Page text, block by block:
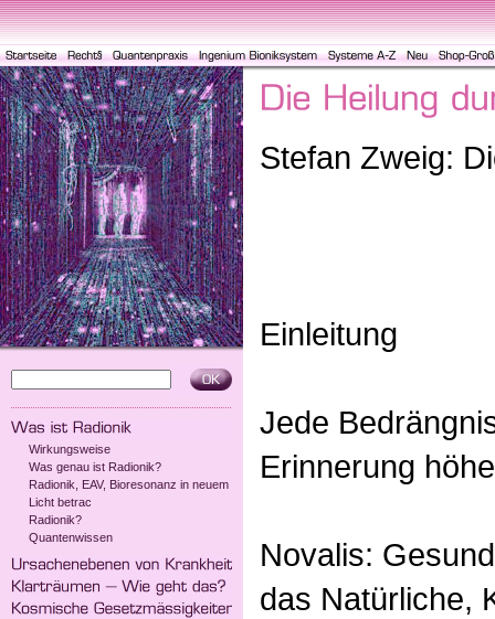
Wirkungsweise
Was genau ist Radionik?
Radionik, EAV, Bioresonanz in neuem
Licht betrac
Radionik?
Quantenwissen
Stefan Zweig:
Einleitung
Jede
Erinnerung
Novalis:
das Natürliche,